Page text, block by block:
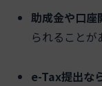
助成金や口座
られることが
e-Tax提出な